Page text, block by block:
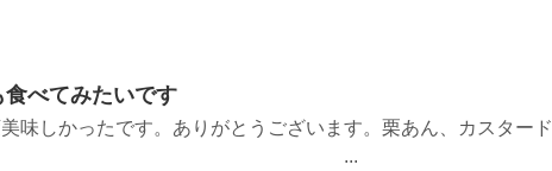
べてみたいです
味しかったです。ありがとうございます。栗あん、カスタード
たいです。 ...